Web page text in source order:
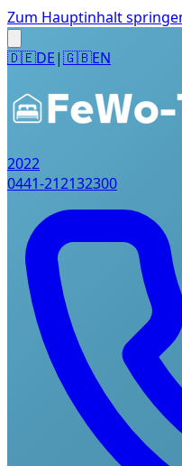
Zum Hauptinhalt
🇩🇪DE|🇬🇧EN
2022
0441-212132300